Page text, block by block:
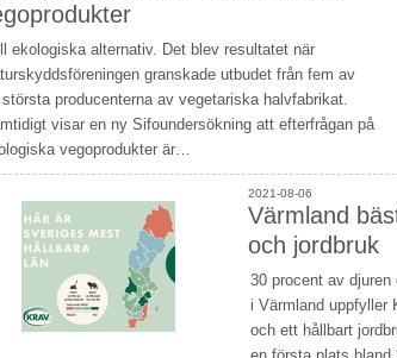
ekologiska alternativ. Det blev resultatet när
granskade utbudet från fem av
producenterna av vegetariska halvfabrikat.
visar en ny Sifoundersökning att efterfrågan på
vegoprodukter är…
2021-08-06
Värmland
och jordbruk
30 procent av
i Värmland uppfyller
och ett hållbart